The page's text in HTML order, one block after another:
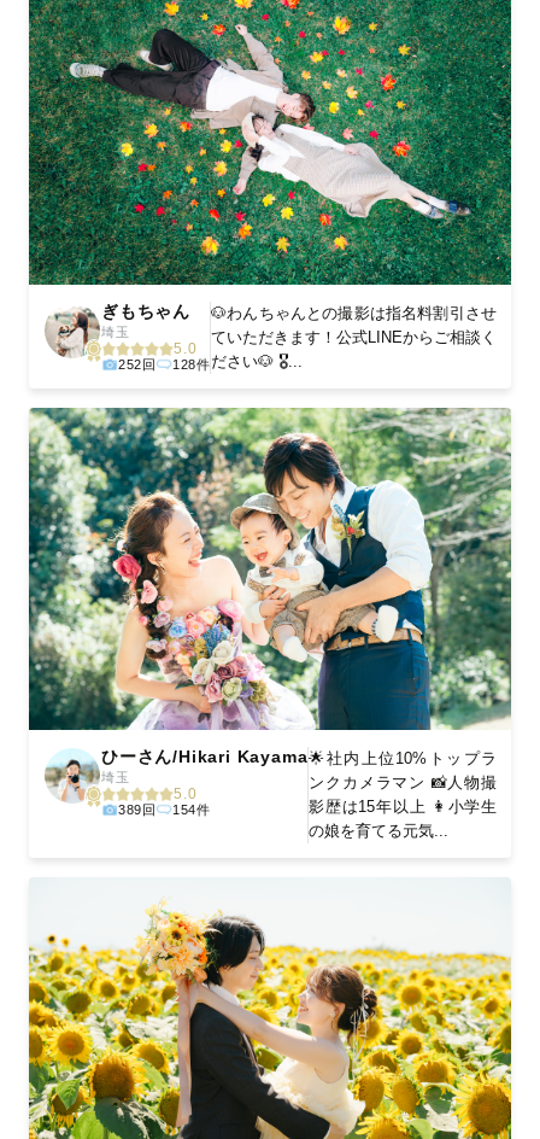
ぎもちゃん
埼玉
5.0
252回 128件
🐶わんちゃんとの撮影は指名料割引させ
ていただきます！公式LINEからご相談く
ださい🐶 🎖...
ひーさん/Hikari Kayama
埼玉
5.0
389回 154件
🌟社内上位10%トップラ
ンクカメラマン 📸人物撮
影歴は15年以上 👩小学生
の娘を育てる元気...